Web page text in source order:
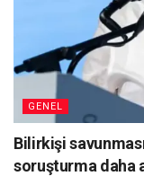
GENEL
Bilirkişi
soruşturma daha